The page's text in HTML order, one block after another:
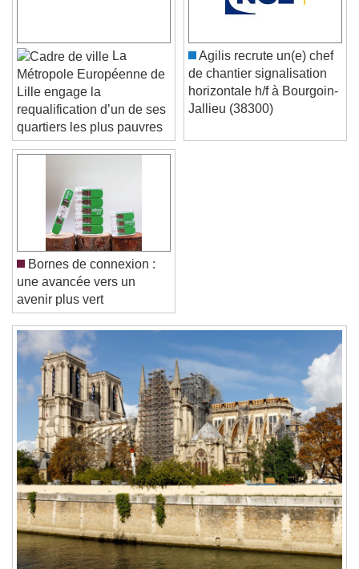
Color Opacity
Caption Area Background
Color
Font Size
Font Family
Reset
Done
Close Modal Dialog
End of dialog window.
La
Métropole Européenne de
Lille engage la
requalification d’un de ses
quartiers les plus pauvres
Agilis recrute un(e) chef
de chantier signalisation
horizontale h/f à Bourgoin-
Jallieu (38300)
Bornes de connexion :
une avancée vers un
avenir plus vert